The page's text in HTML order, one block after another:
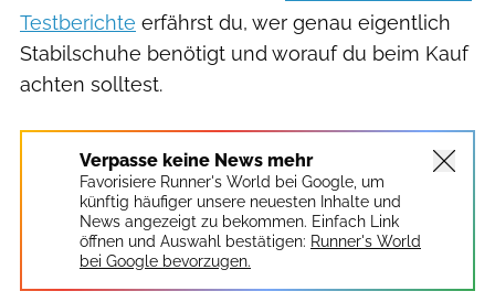
Testberichte erfährst du, wer genau eigentlich
Stabilschuhe benötigt und worauf du beim Kauf
achten solltest.
Verpasse keine News mehr
Favorisiere Runner's World bei Google, um
künftig häufiger unsere neuesten Inhalte und
News angezeigt zu bekommen. Einfach Link
öffnen und Auswahl bestätigen: Runner's World
bei Google bevorzugen.